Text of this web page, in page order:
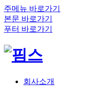
주메뉴 바로가기
본문 바로가기
푸터 바로가기
회사소개